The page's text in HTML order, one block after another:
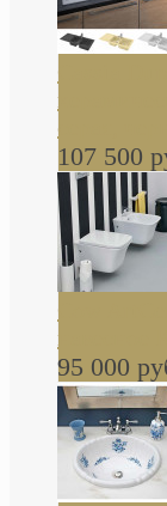
серая,
107 500
95 000